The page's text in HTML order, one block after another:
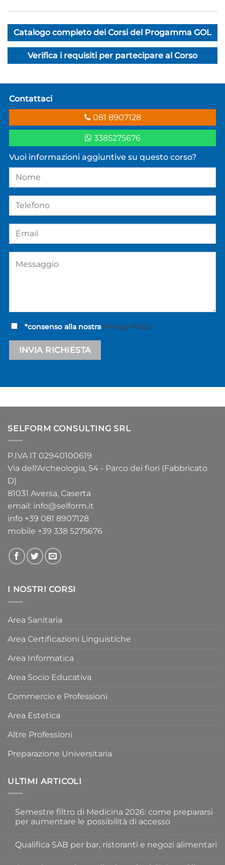
Catalogo completo dei Corsi del Progamma GOL
Verifica i requisiti per partecipare al Corso
Contattaci
081 8907128
3385275676
Vuoi informazioni aggiuntive su questo corso?
*consenso alla nostra Privacy Policy
SELFORM CONSULTING SRL
P.IVA IT 02940100619
Via dell'Archeologia, 54 - Parco dei fiori (Fabbricato
D)
81031 Aversa, Caserta
email: info@selform.it
info +39 081 8907128
mobile +39 338 5275676
I NOSTRI CORSI
Area Sanitaria
Area Certificazioni Linguistiche
Area Informatica
Area Socio Educativa
Commercio e Professioni
Area Estetica
Altre Professioni
Preparazione Universitaria
ULTIMI ARTICOLI
Semestre filtro di Medicina 2026: come prepararsi
per aumentare le possibilità di accesso
su
Semestre
Qualifica SAB per bar, ristoranti e negozi alimentari